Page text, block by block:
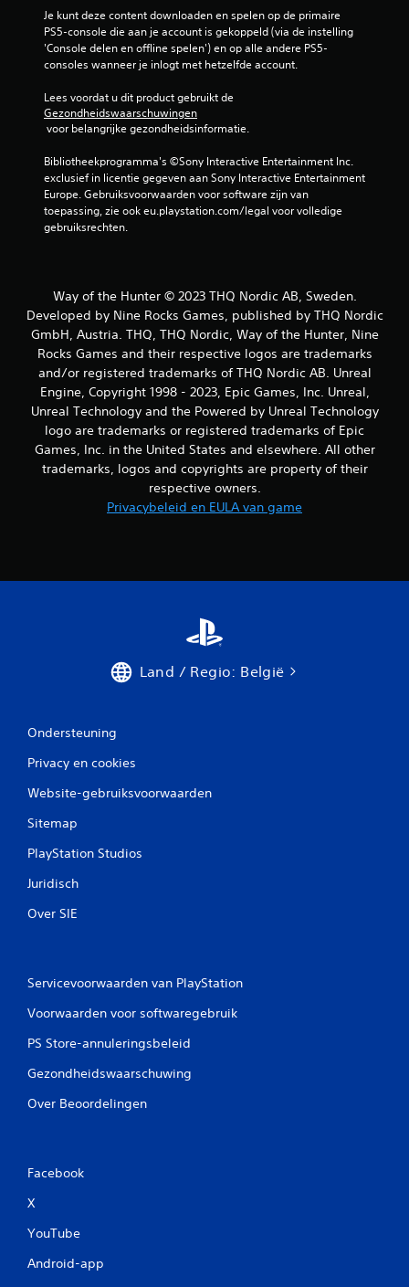
g
Je kunt deze content downloaden en spelen op de primaire
PS5-console die aan je account is gekoppeld (via de instelling
'Console delen en offline spelen') en op alle andere PS5-
consoles wanneer je inlogt met hetzelfde account.
Lees voordat u dit product gebruikt de
Gezondheidswaarschuwingen
voor belangrijke gezondheidsinformatie.
Bibliotheekprogramma's ©Sony Interactive Entertainment Inc.
exclusief in licentie gegeven aan Sony Interactive Entertainment
Europe. Gebruiksvoorwaarden voor software zijn van
toepassing, zie ook eu.playstation.com/legal voor volledige
gebruiksrechten.
Way of the Hunter © 2023 THQ Nordic AB, Sweden.
Developed by Nine Rocks Games, published by THQ Nordic
GmbH, Austria. THQ, THQ Nordic, Way of the Hunter, Nine
Rocks Games and their respective logos are trademarks
and/or registered trademarks of THQ Nordic AB. Unreal
Engine, Copyright 1998 - 2023, Epic Games, Inc. Unreal,
Unreal Technology and the Powered by Unreal Technology
logo are trademarks or registered trademarks of Epic
Games, Inc. in the United States and elsewhere. All other
trademarks, logos and copyrights are property of their
respective owners.
Privacybeleid en EULA van game
Land / Regio: België
Ondersteuning
Privacy en cookies
Website-gebruiksvoorwaarden
Sitemap
PlayStation Studios
Juridisch
Over SIE
Servicevoorwaarden van PlayStation
Voorwaarden voor softwaregebruik
PS Store-annuleringsbeleid
Gezondheidswaarschuwing
Over Beoordelingen
Facebook
X
YouTube
Android-app